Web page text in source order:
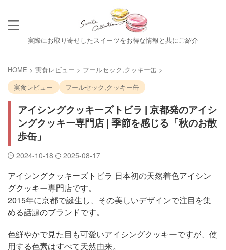
実際にお取り寄せしたスイーツをお得な情報と共にご紹介
HOME > 実食レビュー > フールセック,クッキー缶 >
実食レビュー
フールセック,クッキー缶
アイシングクッキーズトビラ | 京都発のアイシ
ングクッキー専門店 | 季節を感じる「秋のお散
歩缶」
2024-10-18 2025-08-17
アイシングクッキーズトビラ 日本初の天然着色アイシン
グクッキー専門店です。
2015年に京都で誕生し、その美しいデザインで注目を集
める話題のブランドです。
色鮮やかで見た目も可愛いアイシングクッキーですが、使
用する色素はすべて天然由来。